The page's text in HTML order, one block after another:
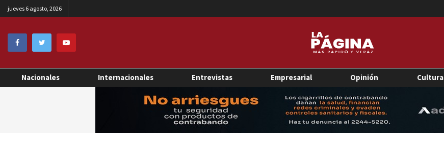
jueves 6 agosto, 2026
Nacionales Internacionales Entrevistas Empresarial Opinión Cultura